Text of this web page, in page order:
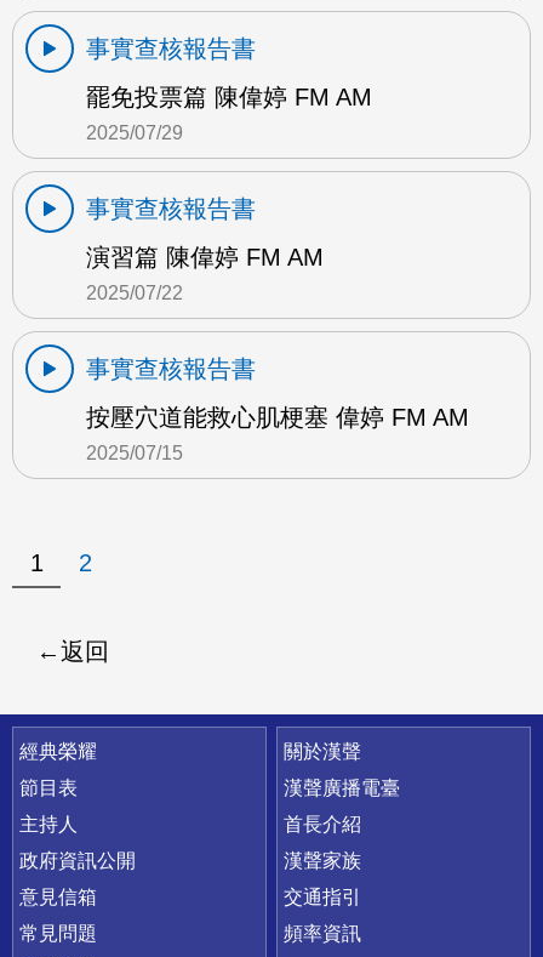
事實查核報告書
罷免投票篇 陳偉婷 FM AM
2025/07/29
事實查核報告書
演習篇 陳偉婷 FM AM
2025/07/22
事實查核報告書
按壓穴道能救心肌梗塞 偉婷 FM AM
2025/07/15
1 2
返回
快速連結
經典榮耀
節目表
主持人
政府資訊公開
意見信箱
常見問題
關於漢聲
漢聲廣播電臺
首長介紹
漢聲家族
交通指引
頻率資訊